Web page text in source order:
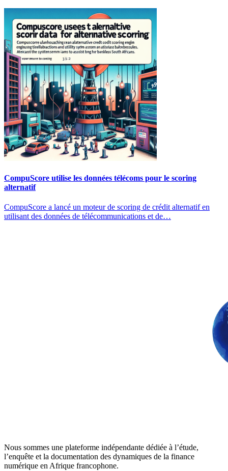
CompuScore utilise les données télécoms pour le scoring
alternatif
CompuScore a lancé un moteur de scoring de crédit alternatif en
utilisant des données de télécommunications et de…
Nous sommes une plateforme indépendante dédiée à l’étude,
l’enquête et la documentation des dynamiques de la finance
numérique en Afrique francophone.